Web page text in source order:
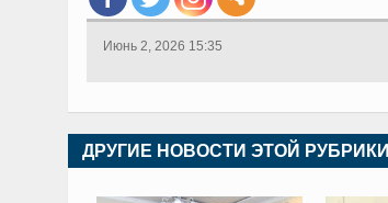
Июнь 2, 2026 15:35
ДРУГИЕ НОВОСТИ ЭТОЙ РУБРИКИ